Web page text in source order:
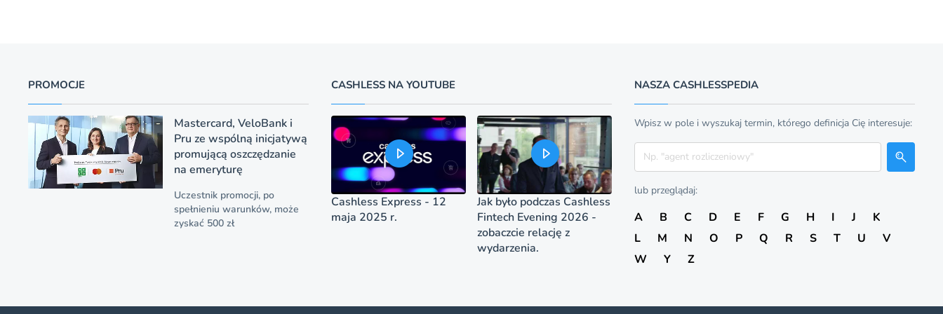
PROMOCJE
Mastercard, VeloBank i
Pru ze wspólną inicjatywą
promującą oszczędzanie
na emeryturę
Uczestnik promocji, po
spełnieniu warunków, może
zyskać 500 zł
CASHLESS NA YOUTUBE
Cashless Express - 12
maja 2025 r.
Jak było podczas Cashless
Fintech Evening 2026 -
zobaczcie relację z
wydarzenia.
NASZA CASHLESSPEDIA
Wpisz w pole i wyszukaj termin, którego definicja Cię interesuje:
Szukaj
lub przeglądaj:
A B C D E F G H I J
K
L
M N O P Q R S T U
V
W
Y Z